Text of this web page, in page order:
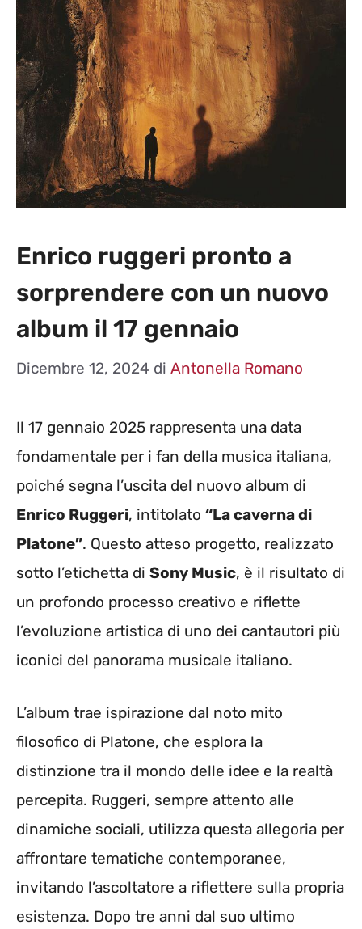
Enrico ruggeri pronto a
sorprendere con un nuovo
album il 17 gennaio
Dicembre 12, 2024 di Antonella Romano
Il 17 gennaio 2025 rappresenta una data
fondamentale per i fan della musica italiana,
poiché segna l’uscita del nuovo album di
Enrico Ruggeri, intitolato “La caverna di
Platone”. Questo atteso progetto, realizzato
sotto l’etichetta di Sony Music, è il risultato di
un profondo processo creativo e riflette
l’evoluzione artistica di uno dei cantautori più
iconici del panorama musicale italiano.
L’album trae ispirazione dal noto mito
filosofico di Platone, che esplora la
distinzione tra il mondo delle idee e la realtà
percepita. Ruggeri, sempre attento alle
dinamiche sociali, utilizza questa allegoria per
affrontare tematiche contemporanee,
invitando l’ascoltatore a riflettere sulla propria
esistenza. Dopo tre anni dal suo ultimo